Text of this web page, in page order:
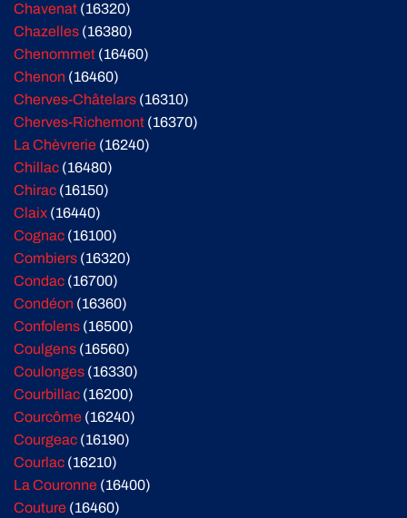
Chavenat (16320)
Chazelles (16380)
Chenommet (16460)
Chenon (16460)
Cherves-Châtelars (16310)
Cherves-Richemont (16370)
La Chèvrerie (16240)
Chillac (16480)
Chirac (16150)
Claix (16440)
Cognac (16100)
Combiers (16320)
Condac (16700)
Condéon (16360)
Confolens (16500)
Coulgens (16560)
Coulonges (16330)
Courbillac (16200)
Courcôme (16240)
Courgeac (16190)
Courlac (16210)
La Couronne (16400)
Couture (16460)